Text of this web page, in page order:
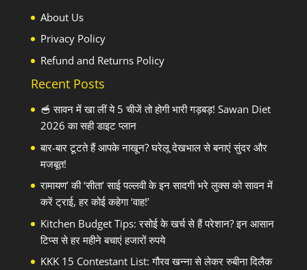
About Us
Privacy Policy
Refund and Returns Policy
Recent Posts
🥣 सावन में खा लीं ये 5 चीजें तो होगी भारी गड़बड़! Sawan Diet
2026 का सही डाइट प्लान
बार-बार टूटते हैं आपके नाखून? घरेलू देखभाल से बनाएं सुंदर और
मजबूत!
रामायण’ की ‘सीता’ साई पल्लवी के इन सादगी भरे लुक्स को सावन में
करें ट्राई, हर कोई कहेगा ‘वाह!’
Kitchen Budget Tips: रसोई के खर्च से हैं परेशान? इन आसान
टिप्स से हर महीने बचाएं हजारों रुपये
KKK 15 Contestant List: गौरव खन्ना से लेकर रुबीना दिलैक